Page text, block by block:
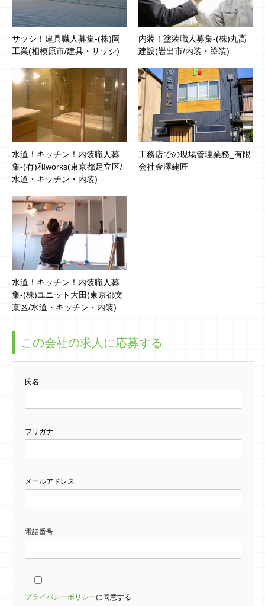
サッシ！建具職人募集-(株)岡
工業(相模原市/建具・サッシ)
内装！塗装職人募集-(株)丸高
建設(岩出市/内装・塗装)
水道！キッチン！内装職人募
集-(有)和works(東京都足立区/
水道・キッチン・内装)
工務店での現場管理業務_有限
会社金澤建匠
水道！キッチン！内装職人募
集-(株)ユニット大田(東京都文
京区/水道・キッチン・内装)
この会社の求人に応募する
氏名
フリガナ
メールアドレス
電話番号
プライバシーポリシーに同意する